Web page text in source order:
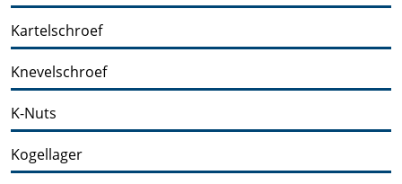
Kartelschroef
Knevelschroef
K-Nuts
Kogellager